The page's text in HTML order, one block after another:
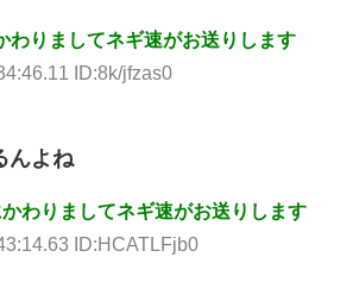
わりましてネギ速がお送りします
ID:8k/jfzas0
んよね
わりましてネギ速がお送りします
ID:HCATLFjb0